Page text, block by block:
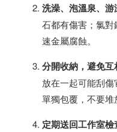
洗澡、泡溫泉、游
石都有傷害；氯
速金屬腐蝕。
分開收納，避免互
放在一起可能刮
單獨包覆，不要堆
定期送回工作室檢